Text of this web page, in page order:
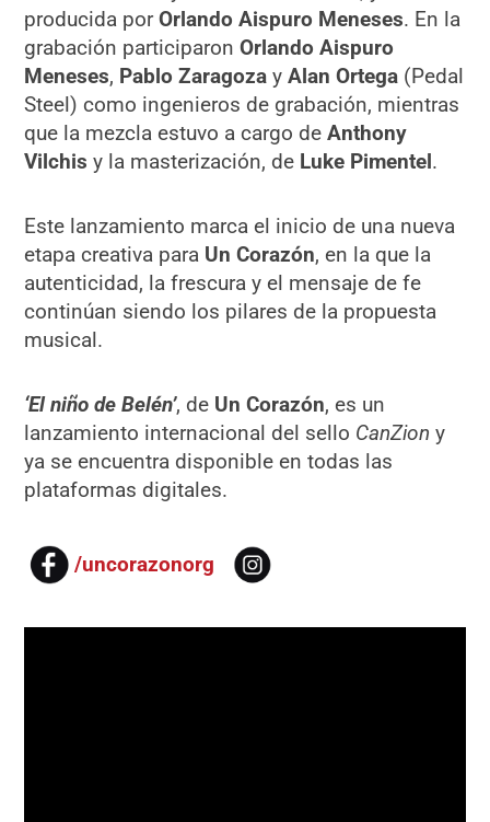
producida porOrlando Aispuro Meneses. En la
grabación participaronOrlando Aispuro
Meneses, Pablo Zaragoza yAlan Ortega (Pedal
Steel) como ingenieros de grabación, mientras
que la mezcla estuvo a cargo deAnthony
Vilchis y la masterización, de Luke Pimentel.
Este lanzamiento marca el inicio de una nueva
etapa creativa para Un Corazón, en la que la
autenticidad, la frescura y el mensaje de fe
continúan siendo los pilares de la propuesta
musical.
‘El niño de Belén’, de Un Corazón, es un
lanzamiento internacional del sello CanZion y
ya se encuentra disponible en todas las
plataformas digitales.
/uncorazonorg